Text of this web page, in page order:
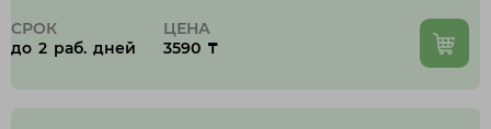
СРОК
до 2 раб. дней
ЦЕНА
3590 ₸